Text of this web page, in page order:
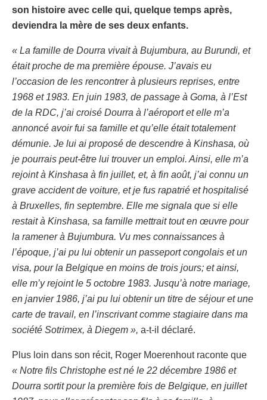
son histoire avec celle qui, quelque temps après,
deviendra la mère de ses deux enfants.
« La famille de Dourra vivait à Bujumbura, au Burundi, et
était proche de ma première épouse. J’avais eu
l’occasion de les rencontrer à plusieurs reprises, entre
1968 et 1983. En juin 1983, de passage à Goma, à l’Est
de la RDC, j’ai croisé Dourra à l’aéroport et elle m’a
annoncé avoir fui sa famille et qu’elle était totalement
démunie. Je lui ai proposé de descendre à Kinshasa, où
je pourrais peut-être lui trouver un emploi. Ainsi, elle m’a
rejoint à Kinshasa à fin juillet, et, à fin août, j’ai connu un
grave accident de voiture, et je fus rapatrié et hospitalisé
à Bruxelles, fin septembre. Elle me signala que si elle
restait à Kinshasa, sa famille mettrait tout en œuvre pour
la ramener à Bujumbura. Vu mes connaissances à
l’époque, j’ai pu lui obtenir un passeport congolais et un
visa, pour la Belgique en moins de trois jours; et ainsi,
elle m’y rejoint le 5 octobre 1983. Jusqu’à notre mariage,
en janvier 1986, j’ai pu lui obtenir un titre de séjour et une
carte de travail, en l’inscrivant comme stagiaire dans ma
société Sotrimex, à Diegem », a-t-il déclaré.
Plus loin dans son récit, Roger Moerenhout raconte que
« Notre fils Christophe est né le 22 décembre 1986 et
Dourra sortit pour la première fois de Belgique, en juillet